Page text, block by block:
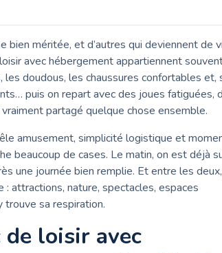
bien méritée, et d’autres qui deviennent de
avec hébergement appartiennent
doudous, les chaussures confortables et,
puis on repart avec des joues fatiguées,
partagé quelque chose ensemble.
amusement, simplicité logistique et
beaucoup de cases. Le matin, on est déjà
une journée bien remplie. Et entre les
attractions, nature, spectacles, espaces
trouve sa respiration.
loisir avec